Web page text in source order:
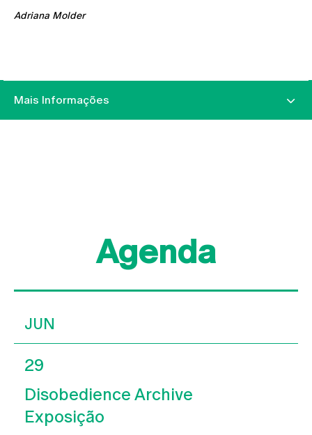
Adriana Molder
Mais Informações
Agenda
JUN
29
Disobedience Archive
Exposição